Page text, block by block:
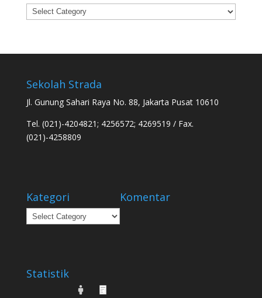
Categories
Sekolah Strada
Jl. Gunung Sahari Raya No. 88, Jakarta Pusat 10610
Tel. (021)-4204821; 4256572; 4269519 / Fax.
(021)-4258809
Kategori
Kategori
Komentar
Statistik